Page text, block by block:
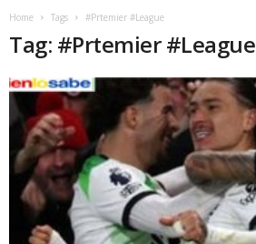
Home Tags #Prtemier #League
Tag: #Prtemier #League